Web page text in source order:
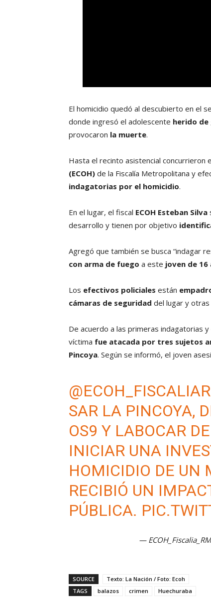
El homicidio quedó al descubierto en el
donde ingresó el adolescente herido
provocaron la muerte.
Hasta el recinto asistencial concurrieron
(ECOH) de la Fiscalía Metropolitana y
indagatorias por el homicidio.
En el lugar, el fiscal ECOH Esteban Silva
desarrollo y tienen por objetivo
Agregó que también se busca “indagar
con arma de fuego a este joven de 16
Los efectivos policiales están
cámaras de seguridad del lugar y otras
De acuerdo a las primeras indagatorias
víctima fue atacada por tres sujetos
Pincoya. Según se informó, el joven
SAR LA PINCOYA,
OS9 Y LABOCAR DE
INICIAR UNA
HOMICIDIO DE UN
RECIBIÓ UN
PÚBLICA.
—
SOURCE
Texto: La Nación / Foto: Ecoh
TAGS
balazos crimen Huechuraba